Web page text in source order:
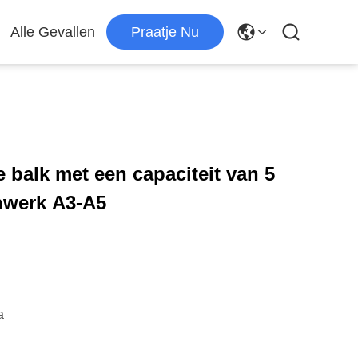
Alle Gevallen Praatje Nu
balk met een capaciteit van 5
A3-A5